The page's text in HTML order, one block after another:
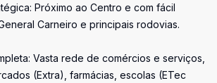
Próximo ao Centro e com fácil
Carneiro e principais rodovias.
Vasta rede de comércios e serviços,
(Extra), farmácias, escolas (ETec